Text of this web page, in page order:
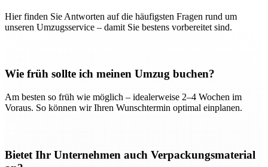
Hier finden Sie Antworten auf die häufigsten Fragen rund um
unseren Umzugsservice – damit Sie bestens vorbereitet sind.
Wie früh sollte ich meinen Umzug buchen?
Am besten so früh wie möglich – idealerweise 2–4 Wochen im
Voraus. So können wir Ihren Wunschtermin optimal einplanen.
Bietet Ihr Unternehmen auch Verpackungsmaterial